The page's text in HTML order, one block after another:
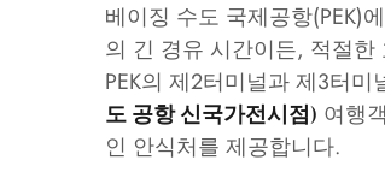
베이징 수도 국제공항(PEK)
의 긴 경유 시간이든, 적절
PEK의 제2터미널과 제3터
도 공항 신국가전시점) 여행
인 안식처를 제공합니다.